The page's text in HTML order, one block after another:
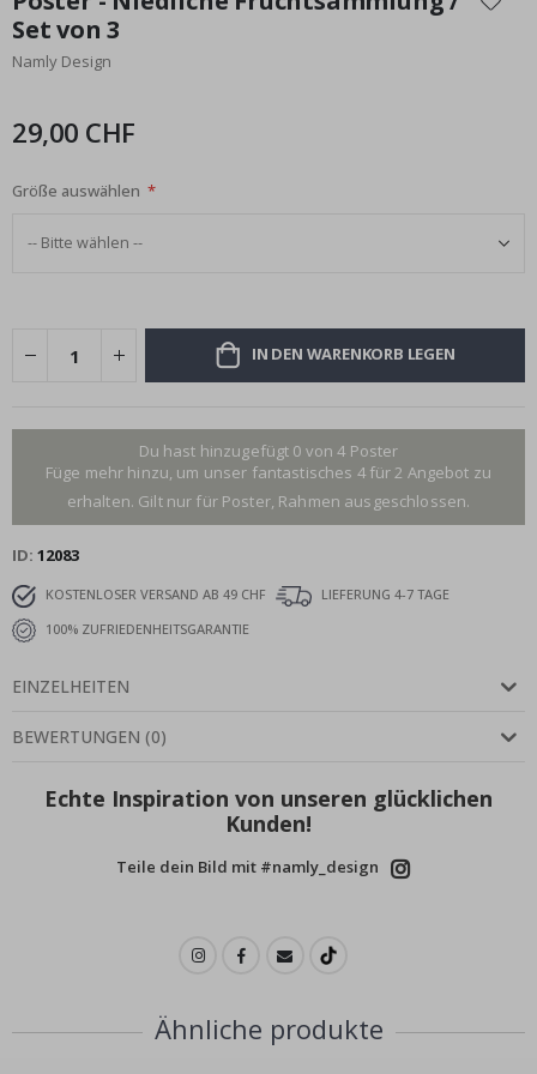
der
Bildgalerie
springen
Set von 3
Namly Design
29,00 CHF
Größe auswählen
IN DEN WARENKORB LEGEN
Du hast hinzugefügt 0 von 4 Poster
Füge mehr hinzu, um unser fantastisches 4 für 2 Angebot zu
erhalten. Gilt nur für Poster, Rahmen ausgeschlossen.
ID 12083
KOSTENLOSER VERSAND AB 49 CHF
LIEFERUNG 4-7 TAGE
100% ZUFRIEDENHEITSGARANTIE
EINZELHEITEN
BEWERTUNGEN (0)
Echte Inspiration von unseren glücklichen
Kunden!
Teile dein Bild mit #namly_design
Ähnliche produkte